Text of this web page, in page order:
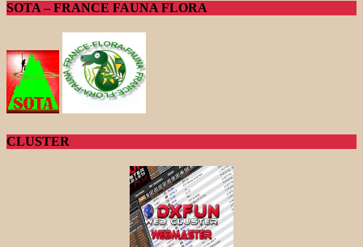
SOTA – FRANCE FAUNA FLORA
CLUSTER